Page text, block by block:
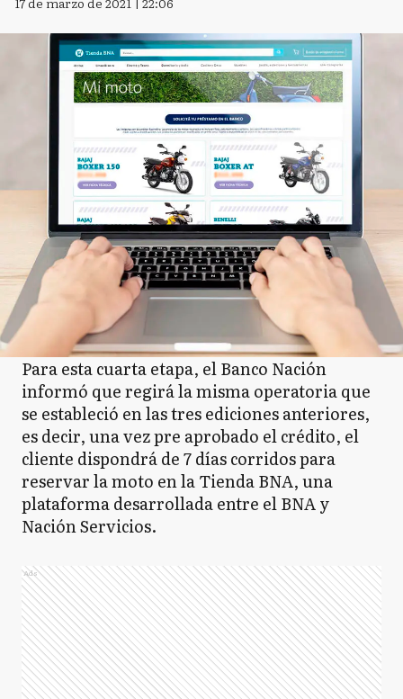
Para esta cuarta etapa, el Banco Nación
informó que regirá la misma operatoria que
se estableció en las tres ediciones anteriores,
es decir, una vez pre aprobado el crédito, el
cliente dispondrá de 7 días corridos para
reservar la moto en la Tienda BNA, una
plataforma desarrollada entre el BNA y
Nación Servicios.
Ads